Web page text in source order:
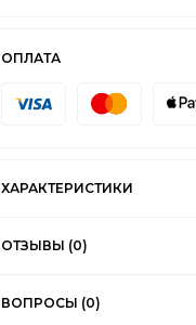
ОПЛАТА
ХАРАКТЕРИСТИКИ
ОТЗЫВЫ (0)
ВОПРОСЫ (0)